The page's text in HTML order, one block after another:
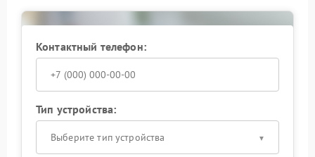
Контактный телефон:
Тип устройства:
Выберите тип устройства